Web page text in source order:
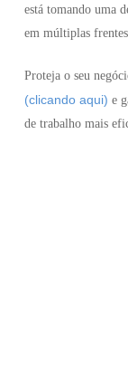
está tomando uma
em múltiplas
Proteja o seu
(clicando aqui) e
de trabalho mais